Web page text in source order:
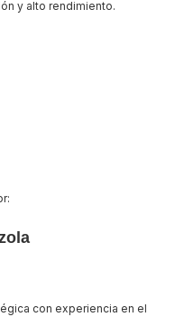
y alto rendimiento.
con experiencia en el